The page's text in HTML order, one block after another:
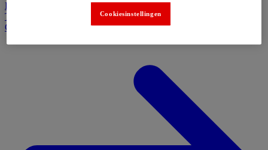
Home Galerie de produits Inspiration Pourquoi choisir D&L
Témoignages
Contactez-nous
Cookiesinstellingen